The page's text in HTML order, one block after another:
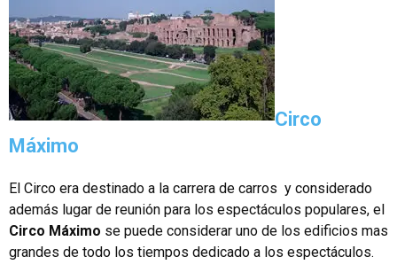
Circo
Máximo
El Circo era destinado a la carrera de carros y considerado
además lugar de reunión para los espectáculos populares, el
Circo Máximo se puede considerar uno de los edificios mas
grandes de todo los tiempos dedicado a los espectáculos.